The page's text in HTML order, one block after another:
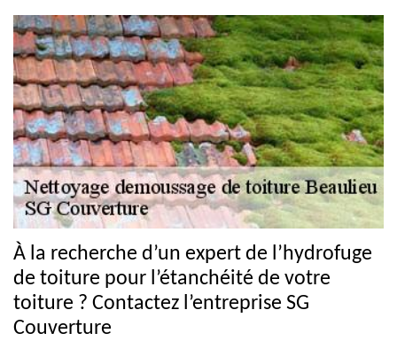
À la recherche d’un expert de l’hydrofuge
de toiture pour l’étanchéité de votre
toiture ? Contactez l’entreprise SG
Couverture